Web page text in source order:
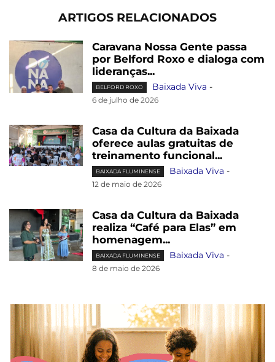
ARTIGOS RELACIONADOS
Caravana Nossa Gente passa
por Belford Roxo e dialoga com
lideranças...
BELFORD ROXO Baixada Viva -
6 de julho de 2026
Casa da Cultura da Baixada
oferece aulas gratuitas de
treinamento funcional...
BAIXADA FLUMINENSE Baixada Viva -
12 de maio de 2026
Casa da Cultura da Baixada
realiza “Café para Elas” em
homenagem...
BAIXADA FLUMINENSE Baixada Viva -
8 de maio de 2026